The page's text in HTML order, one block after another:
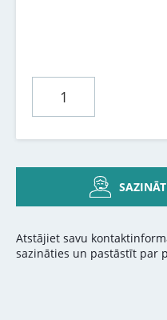
Atstājiet savu
sazināties un pastāstīt par